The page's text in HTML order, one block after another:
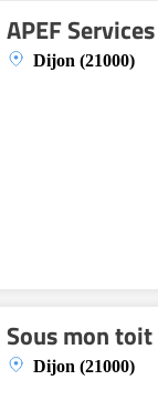
APEF Services
Dijon (21000)
Sous mon toit
Dijon (21000)